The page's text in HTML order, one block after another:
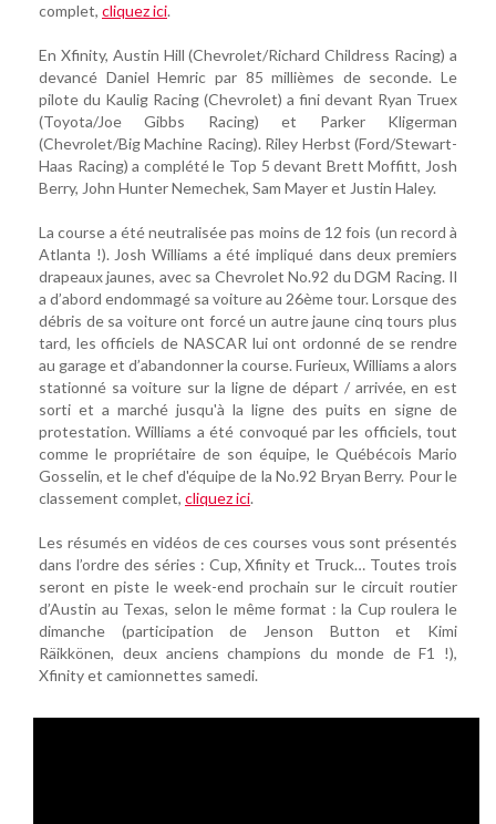
complet, cliquez ici.
En Xfinity, Austin Hill (Chevrolet/Richard Childress Racing) a
devancé Daniel Hemric par 85 millièmes de seconde. Le
pilote du Kaulig Racing (Chevrolet) a fini devant Ryan Truex
(Toyota/Joe Gibbs Racing) et Parker Kligerman
(Chevrolet/Big Machine Racing). Riley Herbst (Ford/Stewart-
Haas Racing) a complété le Top 5 devant Brett Moffitt, Josh
Berry, John Hunter Nemechek, Sam Mayer et Justin Haley.
La course a été neutralisée pas moins de 12 fois (un record à
Atlanta !). Josh Williams a été impliqué dans deux premiers
drapeaux jaunes, avec sa Chevrolet No.92 du DGM Racing. Il
a d’abord endommagé sa voiture au 26ème tour. Lorsque des
débris de sa voiture ont forcé un autre jaune cinq tours plus
tard, les officiels de NASCAR lui ont ordonné de se rendre
au garage et d’abandonner la course. Furieux, Williams a alors
stationné sa voiture sur la ligne de départ / arrivée, en est
sorti et a marché jusqu'à la ligne des puits en signe de
protestation. Williams a été convoqué par les officiels, tout
comme le propriétaire de son équipe, le Québécois Mario
Gosselin, et le chef d'équipe de la No.92 Bryan Berry. Pour le
classement complet, cliquez ici.
Les résumés en vidéos de ces courses vous sont présentés
dans l’ordre des séries : Cup, Xfinity et Truck… Toutes trois
seront en piste le week-end prochain sur le circuit routier
d’Austin au Texas, selon le même format : la Cup roulera le
dimanche (participation de Jenson Button et Kimi
Räikkönen, deux anciens champions du monde de F1 !),
Xfinity et camionnettes samedi.